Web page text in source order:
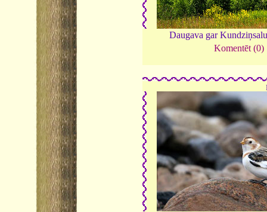
Daugava gar
Komentēt (0)